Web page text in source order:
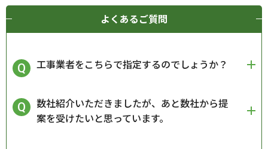
よくあるご質問
工事業者をこちらで指定するのでしょうか？
数社紹介いただきましたが、あと数社から提
案を受けたいと思っています。